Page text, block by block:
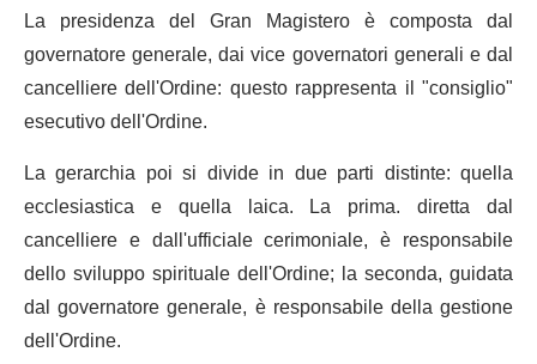
La presidenza del Gran Magistero è composta dal
governatore generale, dai vice governatori generali e dal
cancelliere dell'Ordine: questo rappresenta il "consiglio"
esecutivo dell'Ordine.
La gerarchia poi si divide in due parti distinte: quella
ecclesiastica e quella laica. La prima. diretta dal
cancelliere e dall'ufficiale cerimoniale, è responsabile
dello sviluppo spirituale dell'Ordine; la seconda, guidata
dal governatore generale, è responsabile della gestione
dell'Ordine.